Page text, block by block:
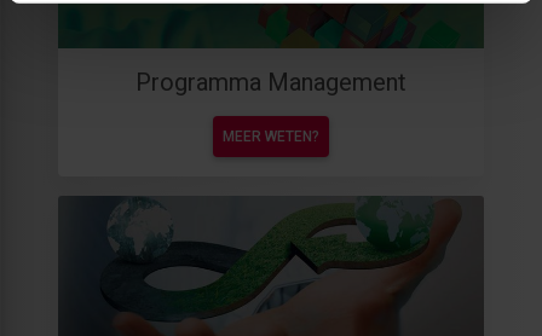
Programma Management
MEER WETEN?